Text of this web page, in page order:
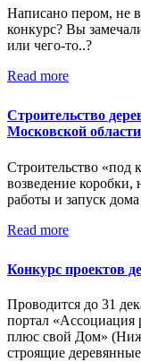
Написано пером, не
конкурс? Вы
или чего-то..?
Read more
Строительство
Московской
Строительство «под
возведение
работы и запуск
Read more
Конкурс проектов
Проводится до 31
портал «Ассоциация
плюс свой Дом»
строящие